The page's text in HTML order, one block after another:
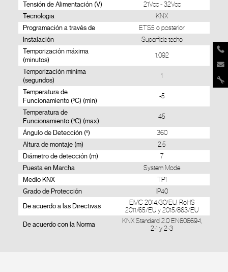
Tensión de Alimentación (V) 21Vcc - 32Vcc
Tecnologia KNX
Programación a través de ETS5 o posterior
Instalación Superficie techo
Temporización máxima
(minutos)
1.092
Temporización mínima
(segundos)
1
Temperatura de
Funcionamiento (ºC) (min)
-5
Temperatura de
Funcionamiento (ºC) (max)
45
Ángulo de Detección (º) 360
Altura de montaje (m) 2.5
Diámetro de detección (m) 7
Puesta en Marcha System Mode
Medio KNX TP1
Grado de Protección IP40
De acuerdo a las Directivas
EMC 2014/30/EU, RoHS
2011/65/EU y 2015/863/EU
De acuerdo con la Norma
KNX Standard 2.0 EN60669-1,
2-1 y 2-3